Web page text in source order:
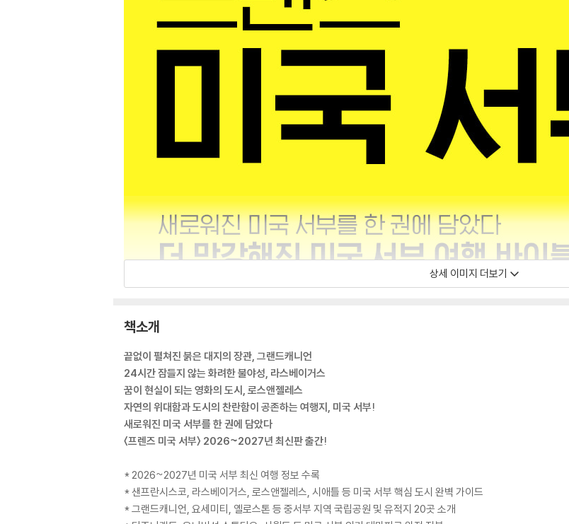
상세 이미지 더보기
책소개
끝없이 펼쳐진 붉은 대지의 장관, 그랜드캐니언
24시간 잠들지 않는 화려한 불야성, 라스베이거스
꿈이 현실이 되는 영화의 도시, 로스앤젤레스
자연의 위대함과 도시의 찬란함이 공존하는 여행지, 미국 서부!
새로워진 미국 서부를 한 권에 담았다
〈프렌즈 미국 서부〉 2026~2027년 최신판 출간!
* 2026~2027년 미국 서부 최신 여행 정보 수록
* 샌프란시스코, 라스베이거스, 로스앤젤레스, 시애틀 등 미국 서부 핵심 도시 완벽 가이드
* 그랜드캐니언, 요세미티, 옐로스톤 등 중서부 지역 국립공원 및 유적지 20곳 소개